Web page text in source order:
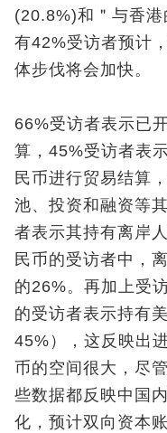
(20.8%)和＂与香
有42%受访者预计
体步伐将会加快。
66%受访者表示已
算，45%受访者表
民币进行贸易结算
池、投资和融资等
者表示其持有离岸
民币的受访者中，
的26%。再加上受
的受访者表示持有
45%），这反映出
币的空间很大，尽
些数据都反映中国
化，预计双向资本